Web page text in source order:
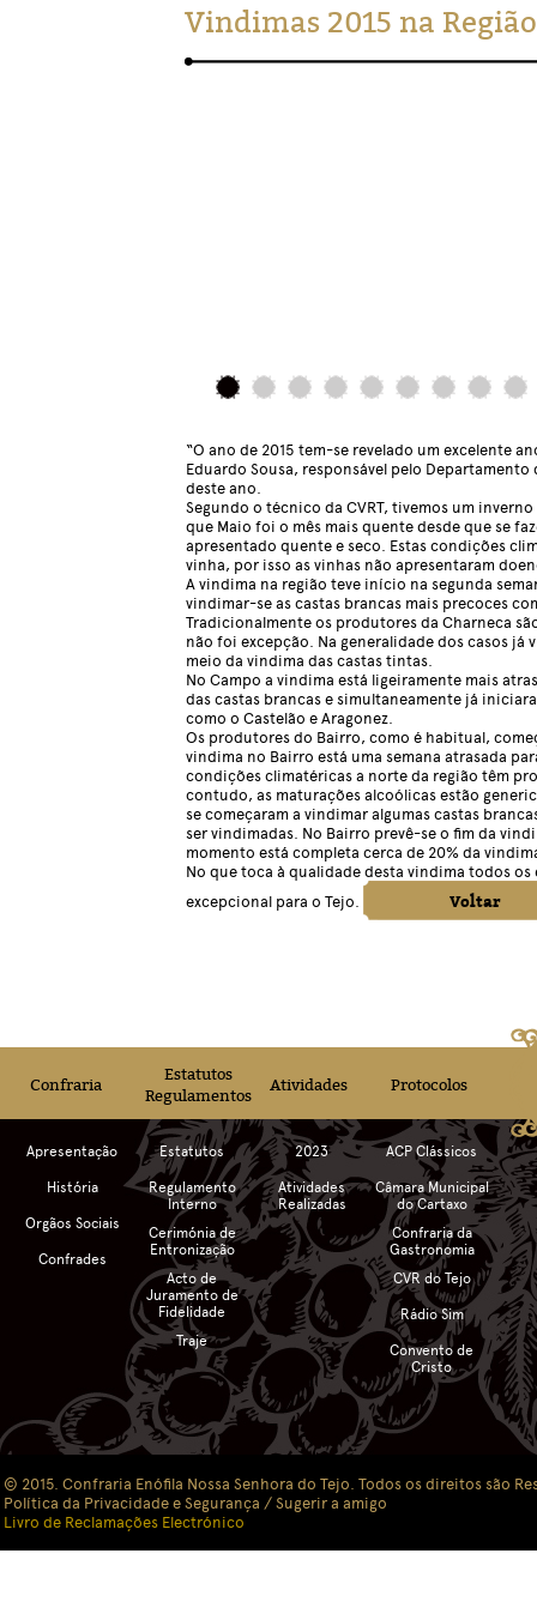
Vindimas 2015 na
“O ano de 2015 tem-se revelado um excelente
Eduardo Sousa, responsável pelo
deste ano.
Segundo o técnico da CVRT, tivemos um
que Maio foi o mês mais quente desde que se
apresentado quente e seco. Estas condições
vinha, por isso as vinhas não apresentaram
A vindima na região teve início na segunda
vindimar-se as castas brancas mais precoces
Tradicionalmente os produtores da Charneca
não foi excepção. Na generalidade dos casos já
meio da vindima das castas tintas.
No Campo a vindima está ligeiramente mais
das castas brancas e simultaneamente já
como o Castelão e Aragonez.
Os produtores do Bairro, como é habitual,
vindima no Bairro está uma semana atrasada
condições climatéricas a norte da região têm
contudo, as maturações alcoólicas estão
se começaram a vindimar algumas castas
ser vindimadas. No Bairro prevê-se o fim da
momento está completa cerca de 20% da
No que toca à qualidade desta vindima todos
excepcional para o Tejo.
Voltar
Confraria
Estatutos
Regulamentos
Atividades Protocolos
Apresentação
História
Orgãos Sociais
Confrades
Estatutos
Regulamento
Interno
Cerimónia de
Entronização
Acto de
Juramento de
Fidelidade
Traje
2023
Atividades
Realizadas
ACP Clássicos
Câmara Municipal
do Cartaxo
Confraria da
Gastronomia
CVR do Tejo
Rádio Sim
Convento de
Cristo
© 2015. Confraria Enófila Nossa Senhora do Tejo. Todos os direitos são
Política da Privacidade e Segurança / Sugerir a amigo
Livro de Reclamações Electrónico